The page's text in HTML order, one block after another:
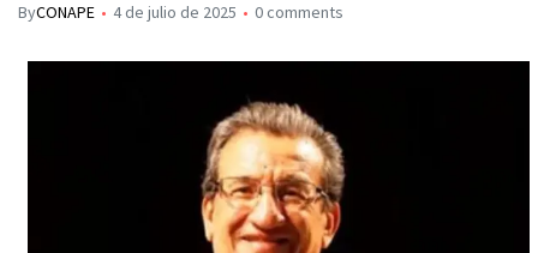
ByCONAPE 4 de julio de 2025 0 comments